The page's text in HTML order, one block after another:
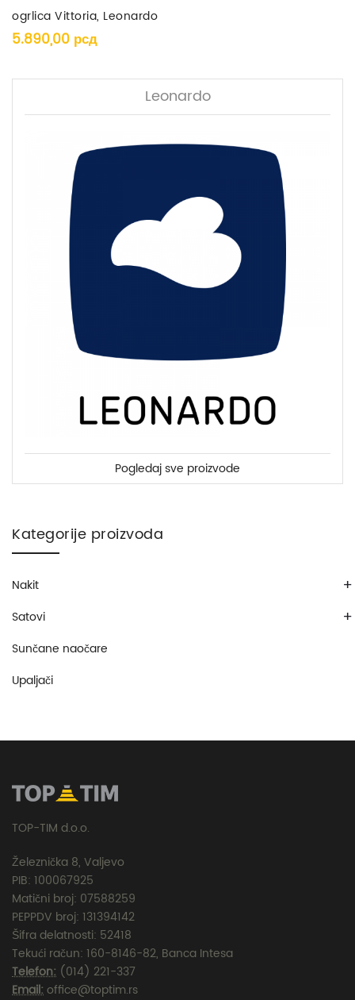
ogrlica Vittoria, Leonardo
5.890,00 рсд
Leonardo
Pogledaj sve proizvode
Kategorije proizvoda
+
Nakit
+
Satovi
Sunčane naočare
Upaljači
TOP-TIM d.o.o.
Železnička 8, Valjevo
PIB: 100067925
Matični broj: 07588259
PEPPDV broj: 131394142
Šifra delatnosti: 52418
Tekući račun: 160-8146-82, Banca Intesa
Telefon: (014) 221-337
Email:office@toptim.rs